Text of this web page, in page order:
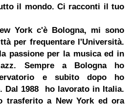
il mondo. Ci racconti il tuo
York c'è Bologna, mi sono
per frequentare l'Università.
passione per la musica ed in
Sempre a Bologna ho
e subito dopo ho
Dal 1988 ho lavorato in Italia.
trasferito a New York ed ora